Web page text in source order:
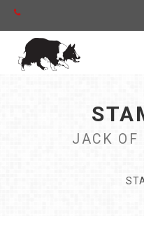
JACK OF